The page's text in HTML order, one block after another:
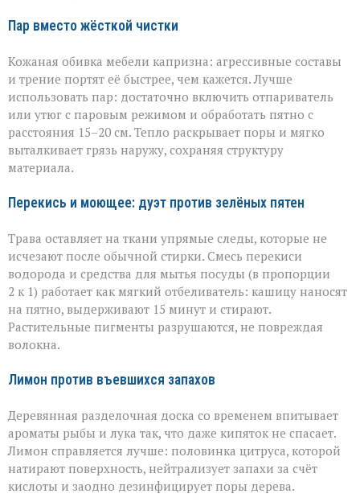
Пар вместо жёсткой чистки
Кожаная обивка мебели капризна: агрессивные составы
и трение портят её быстрее, чем кажется. Лучше
использовать пар: достаточно включить отпариватель
или утюг с паровым режимом и обработать пятно с
расстояния 15–20 см. Тепло раскрывает поры и мягко
выталкивает грязь наружу, сохраняя структуру
материала.
Перекись и моющее: дуэт против зелёных пятен
Трава оставляет на ткани упрямые следы, которые не
исчезают после обычной стирки. Смесь перекиси
водорода и средства для мытья посуды (в пропорции
2 к 1) работает как мягкий отбеливатель: кашицу наносят
на пятно, выдерживают 15 минут и стирают.
Растительные пигменты разрушаются, не повреждая
волокна.
Лимон против въевшихся запахов
Деревянная разделочная доска со временем впитывает
ароматы рыбы и лука так, что даже кипяток не спасает.
Лимон справляется лучше: половинка цитруса, которой
натирают поверхность, нейтрализует запахи за счёт
кислоты и заодно дезинфицирует поры дерева.